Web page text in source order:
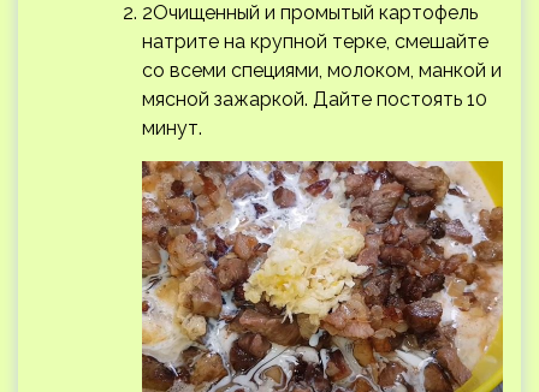
2Очищенный и промытый картофель
натрите на крупной терке, смешайте
со всеми специями, молоком, манкой и
мясной зажаркой. Дайте постоять 10
минут.